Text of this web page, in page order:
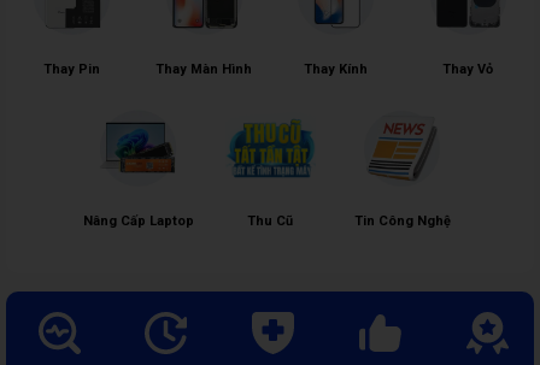
Thay Pin Thay Màn Hình Thay Kính Thay Vỏ
Nâng Cấp Laptop Thu Cũ Tin Công Nghệ